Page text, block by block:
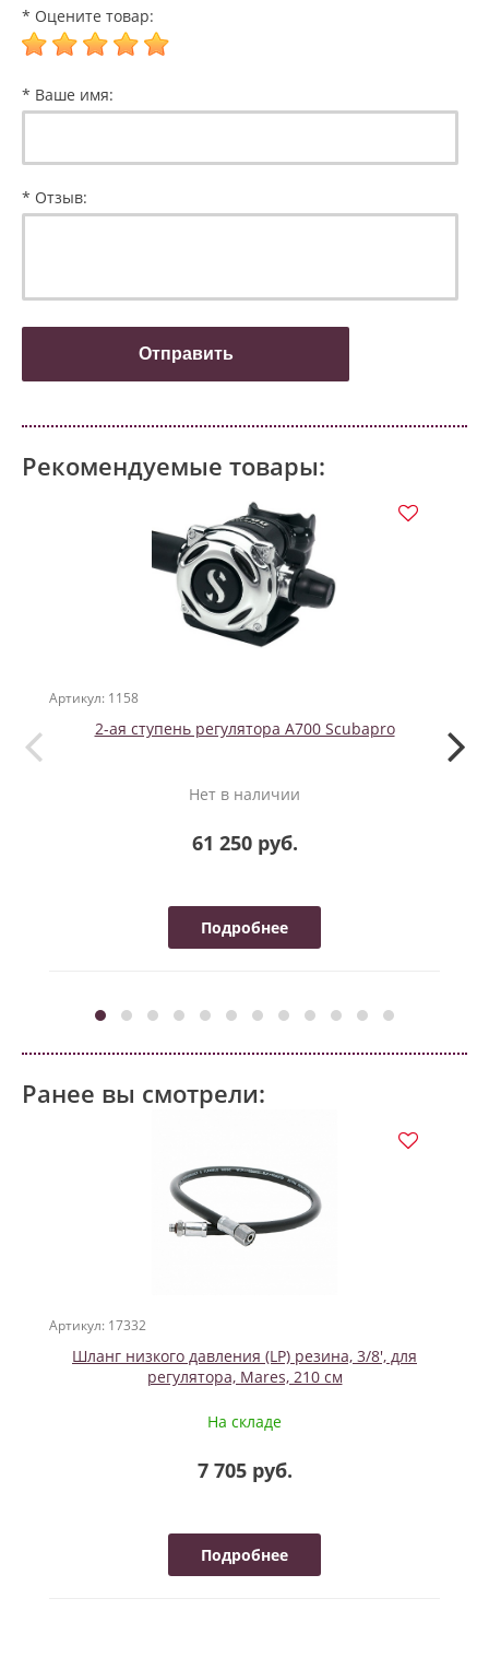
* Оцените товар:
* Ваше имя:
* Отзыв:
Рекомендуемые товары:
Артикул: 1158
2-ая ступень регулятора A700 Scubapro
Нет в наличии
61 250 руб.
Подробнее
Ранее вы смотрели:
Артикул: 17332
Шланг низкого давления (LP) резина, 3/8', для
регулятора, Mares, 210 см
На складе
7 705 руб.
Подробнее